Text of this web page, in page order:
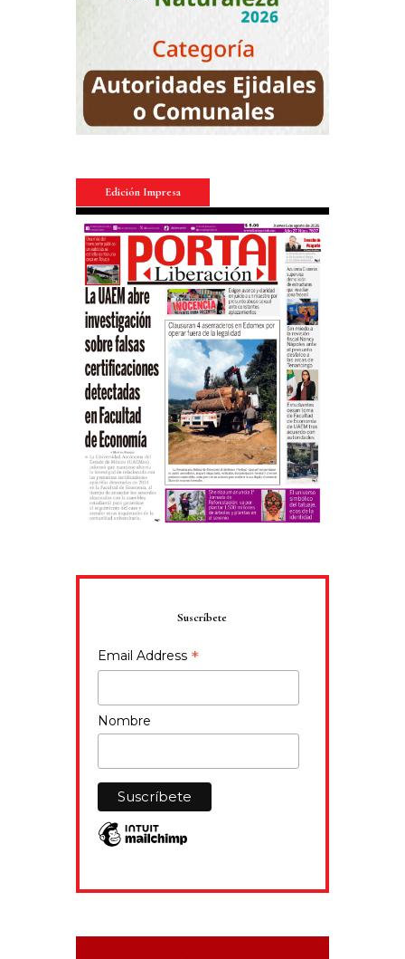
Edición Impresa
Suscríbete
Email Address *
Nombre